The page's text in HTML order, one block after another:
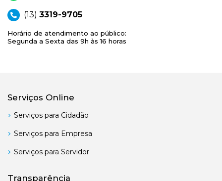
(13) 3319-9705
Horário de atendimento ao público:
Segunda a Sexta das 9h às 16 horas
Serviços Online
Serviços para Cidadão
Serviços para Empresa
Serviços para Servidor
Transparência